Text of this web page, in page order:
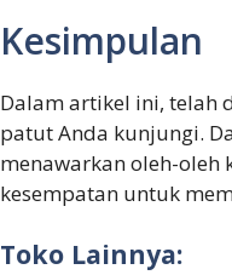
Kesimpulan
Dalam artikel ini, telah
patut Anda kunjungi.
menawarkan oleh-oleh
kesempatan untuk
Toko Lainnya: